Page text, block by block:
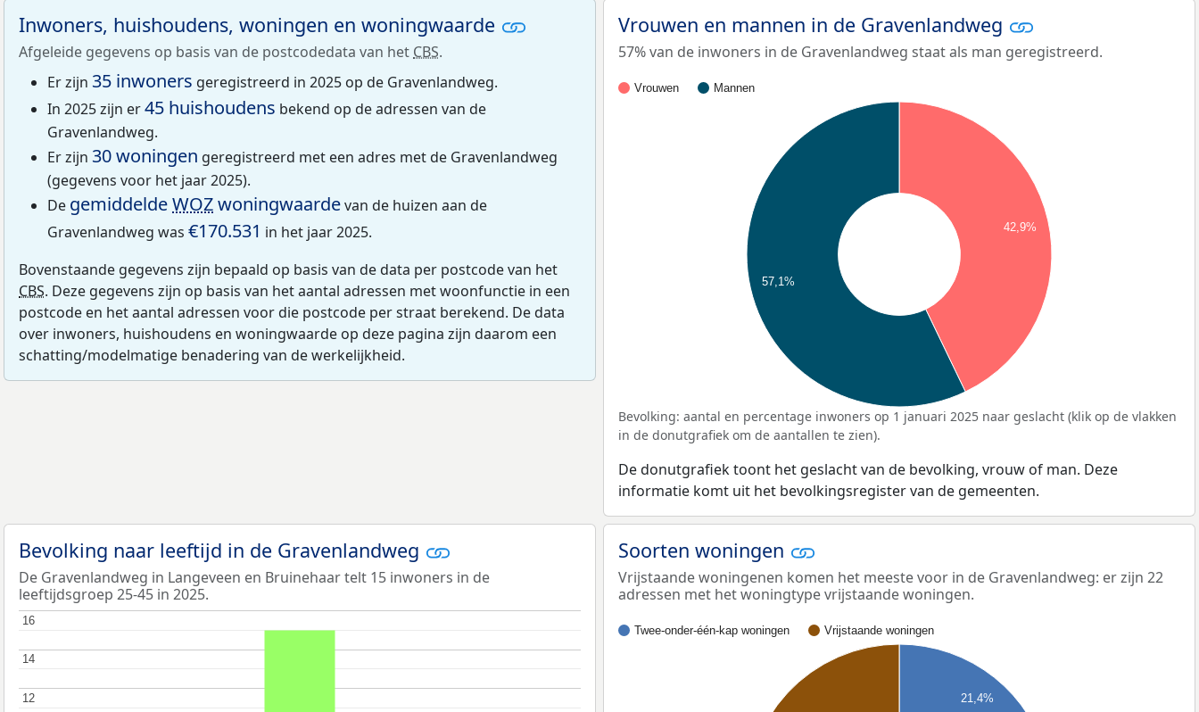
Inwoners, huishoudens, woningen en woningwaarde
Afgeleide gegevens op basis van de postcodedata van het CBS.
Er zijn 35 inwoners geregistreerd in 2025 op de Gravenlandweg.
In 2025 zijn er45 huishoudens bekend op de adressen van de
Gravenlandweg.
Er zijn 30 woningen geregistreerd met een adres met de Gravenlandweg
(gegevens voor het jaar 2025).
De gemiddeldeWOZwoningwaardevan de huizen aan de
Gravenlandweg was €170.531 in het jaar 2025.
Bovenstaande gegevens zijn bepaald op basis van de data per postcode van het
CBS. Deze gegevens zijn op basis van het aantal adressen met woonfunctie in een
postcode en het aantal adressen voor die postcode per straat berekend. De data
over inwoners, huishoudens en woningwaarde op deze pagina zijn daarom een
schatting/modelmatige benadering van de werkelijkheid.
Vrouwen en mannen in de Gravenlandweg
57% van de inwoners in de Gravenlandweg staat als man geregistreerd.
Vrouwen Mannen
42,9%
57,1%
Bevolking: aantal en percentage inwoners op 1 januari 2025 naar geslacht (klik op de vlakken
in de donutgrafiek om de aantallen te zien).
De donutgrafiek toont het geslacht van de bevolking, vrouw of man. Deze
informatie komt uit het bevolkingsregister van de gemeenten.
Bevolking naar leeftijd in de Gravenlandweg
De Gravenlandweg in Langeveen en Bruinehaar telt 15 inwoners in de
leeftijdsgroep 25-45 in 2025.
12
12
14
14
16
16
Soorten woningen
Vrijstaande woningenen komen het meeste voor in de Gravenlandweg: er zijn 22
adressen met het woningtype vrijstaande woningen.
Twee-onder-één-kap woningen Vrijstaande woningen
21,4%